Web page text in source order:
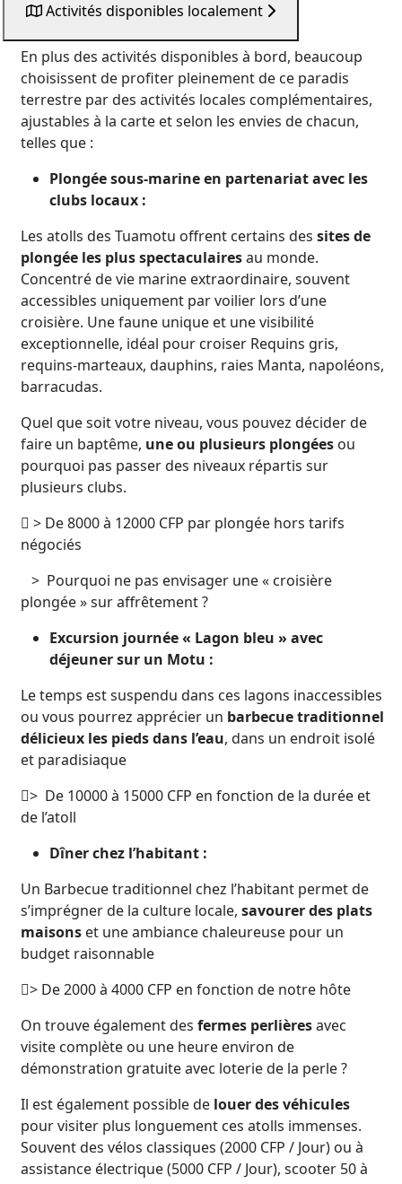
Activités disponibles localement
En plus des activités disponibles à bord, beaucoup
choisissent de profiter pleinement de ce paradis
terrestre par des activités locales complémentaires,
ajustables à la carte et selon les envies de chacun,
telles que :
Plongée sous-marine en partenariat avec les
clubs locaux :
Les atolls des Tuamotu offrent certains des sites de
plongée les plus spectaculairesau monde.
Concentré de vie marine extraordinaire, souvent
accessibles uniquement par voilier lors d’une
croisière. Une faune unique et une visibilité
exceptionnelle, idéal pour croiser Requins gris,
requins-marteaux, dauphins, raies Manta, napoléons,
barracudas.
Quel que soit votre niveau, vous pouvez décider de
faire un baptême, une ou plusieurs plongées ou
pourquoi pas passer des niveaux répartis sur
plusieurs clubs.
 > De 8000 à 12000 CFP par plongée hors tarifs
négociés
> Pourquoi ne pas envisager une « croisière
plongée » sur affrêtement ?
Excursion journée « Lagon bleu » avec
déjeuner sur un Motu :
Le temps est suspendu dans ces lagons inaccessibles
ou vous pourrez apprécier un barbecue traditionnel
délicieux les pieds dans l’eau, dans un endroit isolé
et paradisiaque
> De 10000 à 15000 CFP en fonction de la durée et
de l’atoll
Dîner chez l’habitant :
Un Barbecue traditionnel chez l’habitant permet de
s’imprégner de la culture locale, savourer des plats
maisons et une ambiance chaleureuse pour un
budget raisonnable
> De 2000 à 4000 CFP en fonction de notre hôte
On trouve également des fermes perlièresavec
visite complète ou une heure environ de
démonstration gratuite avec loterie de la perle ?
Il est également possible de louer des véhicules
pour visiter plus longuement ces atolls immenses.
Souvent des vélos classiques (2000 CFP / Jour) ou à
assistance électrique (5000 CFP / Jour), scooter 50 à